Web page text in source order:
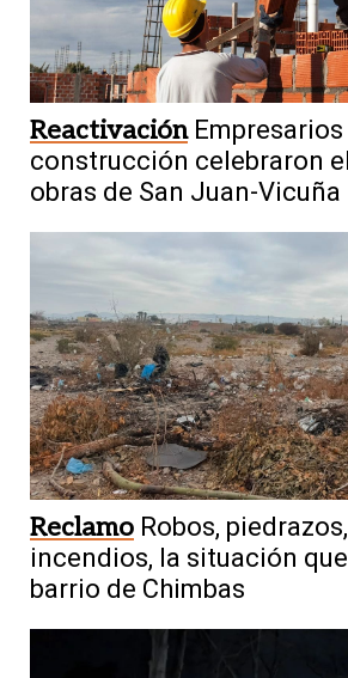
Reactivación
construcción celebraron
obras de San Juan-Vicuña
Reclamo Robos,
incendios, la situación
barrio de Chimbas